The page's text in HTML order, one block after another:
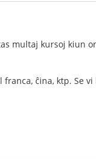
multaj kursoj kiun
ĉina, ktp. Se